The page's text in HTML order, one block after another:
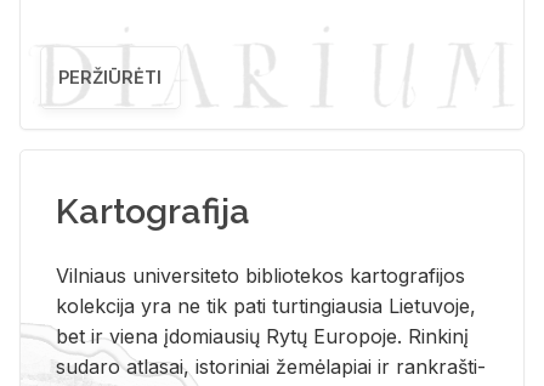
PERŽIŪRĖTI
Kartografija
Vil­niaus uni­ver­si­te­to bi­b­lio­te­kos kar­to­gra­fi­jos
ko­lek­ci­ja yra ne tik pati tur­tin­giau­sia Lie­tu­vo­je,
bet ir vie­na įdo­miau­sių Rytų Eu­ro­po­je. Rin­ki­nį
su­da­ro at­la­sai, is­to­ri­niai že­mė­la­piai ir rank­raš­ti­